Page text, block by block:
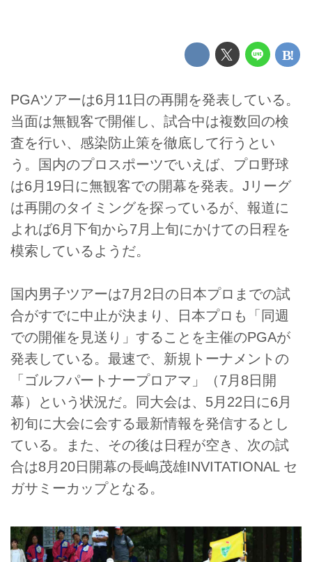
PGAツアーは6月11日の再開を発表している。
当面は無観客で開催し、試合中は複数回の検
査を行い、感染防止策を徹底して行うとい
う。国内のプロスポーツでいえば、プロ野球
は6月19日に無観客での開幕を発表。Jリーグ
は再開のタイミングを探っているが、報道に
よれば6月下旬から7月上旬にかけての日程を
模索しているようだ。
国内男子ツアーは7月2日の日本プロまでの試
合がすでに中止が決まり、日本プロも「同週
での開催を見送り」することを主催のPGAが
発表している。最速で、新規トーナメントの
「ゴルフパートナープロアマ」（7月8日開
幕）という状況だ。同大会は、5月22日に6月
初旬に大会に会する最新情報を発信するとし
ている。また、その後は日程が空き、次の試
合は8月20日開幕の長嶋茂雄INVITATIONAL セ
ガサミーカップとなる。